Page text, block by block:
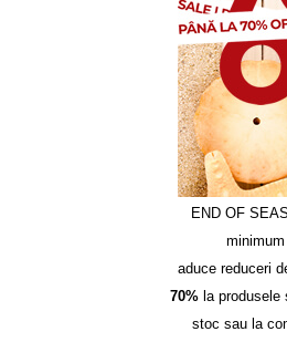
END OF
aduce reduceri
70% la
stoc sau la